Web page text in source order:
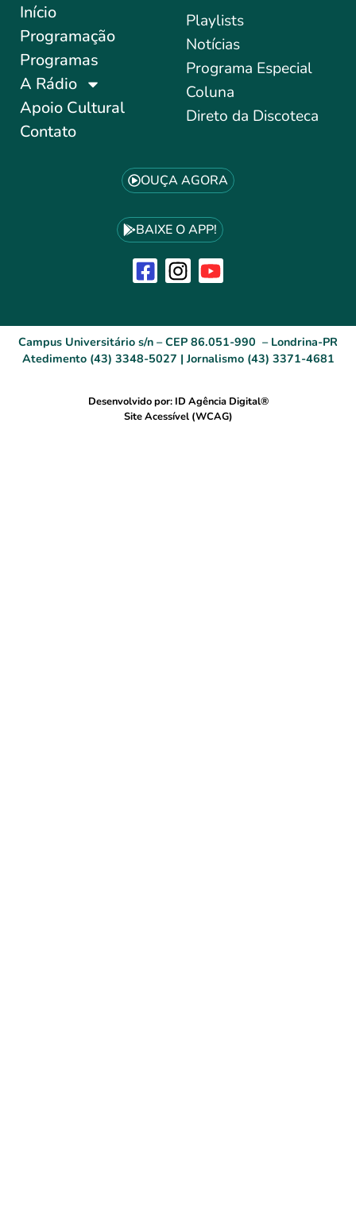
Início
Programação
Programas
A Rádio
Apoio Cultural
Contato
Playlists
Notícias
Programa Especial
Coluna
Direto da Discoteca
OUÇA AGORA
BAIXE O APP!
Campus Universitário s/n – CEP 86.051-990 – Londrina-PR
Atedimento (43) 3348-5027 | Jornalismo (43) 3371-4681
Desenvolvido por: ID Agência Digital®
Site Acessível (WCAG)